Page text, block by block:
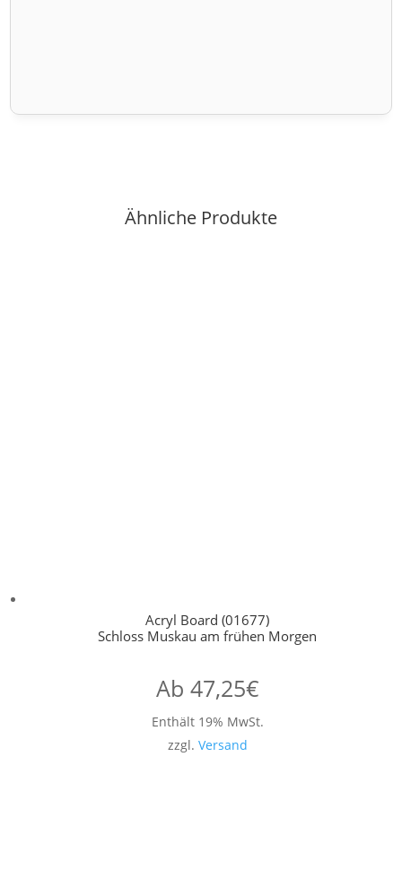
Ähnliche Produkte
Acryl Board (01677)
Schloss Muskau am frühen Morgen
Ab 47,25€
Enthält 19% MwSt.
zzgl. Versand